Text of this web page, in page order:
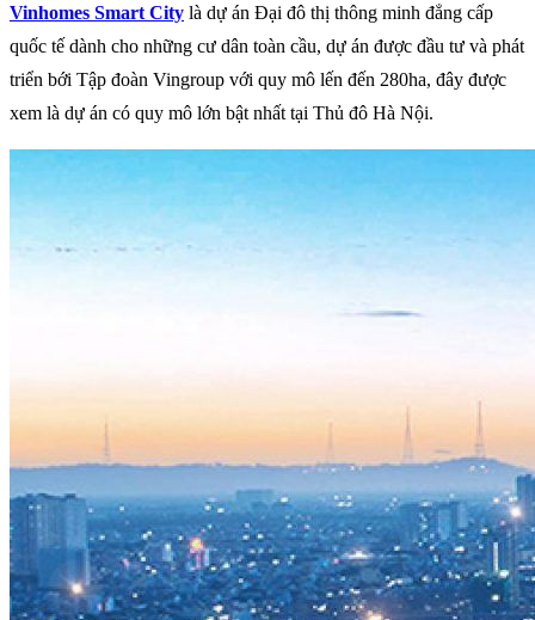
Vinhomes Smart City là dự án Đại đô thị thông minh đẳng cấp
quốc tế dành cho những cư dân toàn cầu, dự án được đầu tư và phát
triển bới Tập đoàn Vingroup với quy mô lến đến 280ha, đây được
xem là dự án có quy mô lớn bật nhất tại Thủ đô Hà Nội.